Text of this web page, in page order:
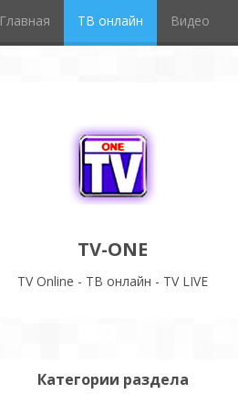
Главная ТВ онлайн Видео
TV-ONE
TV Online - ТВ онлайн - TV LIVE
Категории раздела